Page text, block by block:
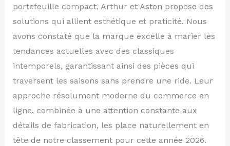
portefeuille compact, Arthur et Aston propose des
solutions qui allient esthétique et praticité. Nous
avons constaté que la marque excelle à marier les
tendances actuelles avec des classiques
intemporels, garantissant ainsi des pièces qui
traversent les saisons sans prendre une ride. Leur
approche résolument moderne du commerce en
ligne, combinée à une attention constante aux
détails de fabrication, les place naturellement en
tête de notre classement pour cette année 2026.